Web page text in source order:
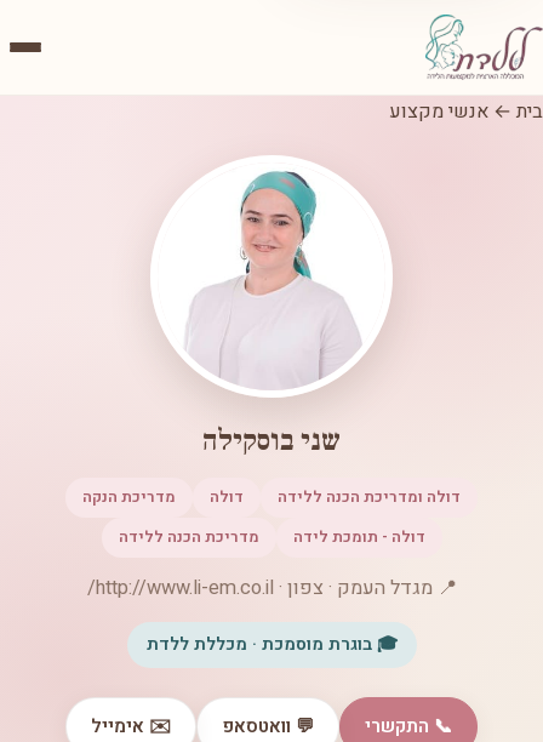
בית ← אנשי מקצוע
שני בוסקילה
דולה ומדריכת הכנה ללידה דולה
מדריכת הנקה
דולה - תומכת לידה
מדריכת הכנה ללידה
📍 מגדל העמק · צפון · http://www.li-em.co.il/
🎓 בוגרת מוסמכת · מכללת ללדת
📞 התקשרי 💬 וואטסאפ ✉️ אימייל